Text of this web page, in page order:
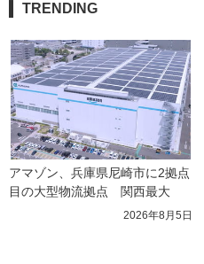
TRENDING
アマゾン、兵庫県尼崎市に2拠点
目の大型物流拠点　関西最大
2026年8月5日